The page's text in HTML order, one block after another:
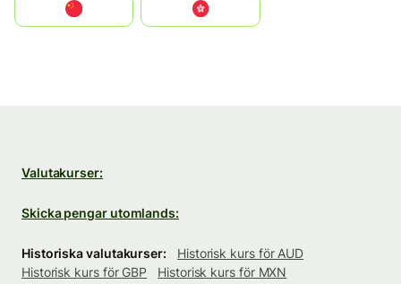
中國香港特別行政區
Valutakurser:
Skicka pengar utomlands:
Historiska valutakurser:
Historisk kurs för AUD
Historisk kurs för GBP
Historisk kurs för MXN